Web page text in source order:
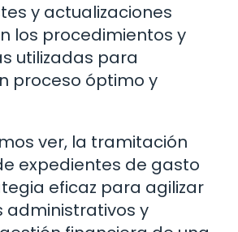
y actualizaciones
los procedimientos y
utilizadas para
proceso óptimo y
ver, la tramitación
expedientes de gasto
eficaz para agilizar
administrativos y